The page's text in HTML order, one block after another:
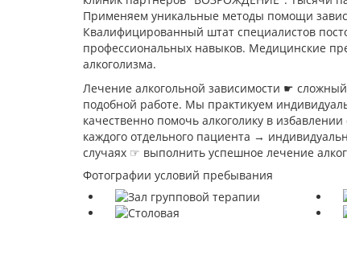
Применяем уникальные методы помощи
Квалифицированный штат специалистов
профессиональных навыков. Медицинские
алкоголизма.
Лечение алкогольной зависимости ☛
подобной работе. Мы практикуем
качественно помочь алкоголику в
каждого отдельного пациента →
случаях ☞ выполнить успешное лечение
Фотографии условий пребывания